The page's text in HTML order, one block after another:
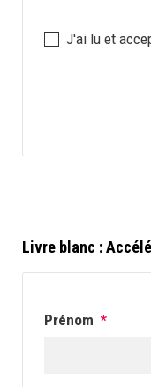
Politique
de
J'ai lu et
Livre blanc :
Prénom *